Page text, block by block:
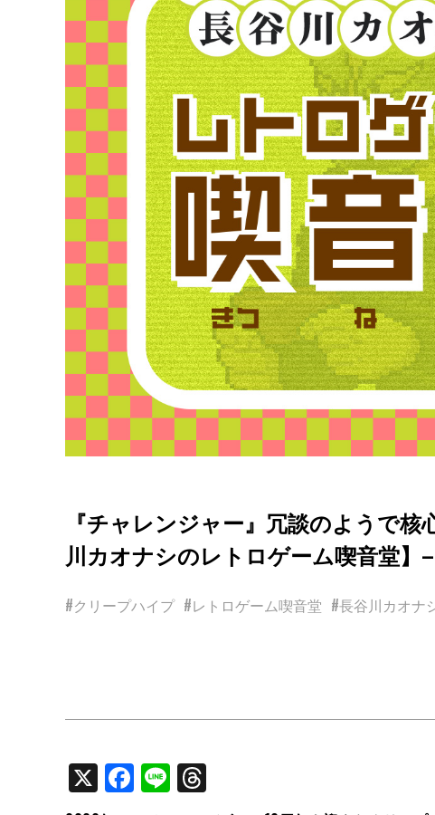
『チャレンジャー』冗談のようで
川カオナシのレトロゲーム喫音堂】
#クリープハイプ #レトロゲーム喫音堂 #長谷川カオナ
X Facebook
Line